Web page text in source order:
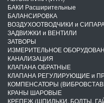
БАКИ Расширительные
БАЛАНСИРОВКА
ВОЗДУХООТВОДЧИКИ и
ЗАДВИЖКИ и ВЕНТИЛИ
ЗАТВОРЫ
ИЗМЕРИТЕЛЬНОЕ
КАНАЛИЗАЦИЯ
КЛАПАНА ОБРАТНЫЕ
КЛАПАНА РЕГУЛИРУЮЩИЕ и
КОМПЕНСАТОРЫ
КРАНЫ ШАРОВЫЕ
КРЕПЕЖ (ШПИЛЬКИ, БОЛТЫ,